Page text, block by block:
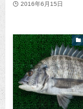
2016年6月15日